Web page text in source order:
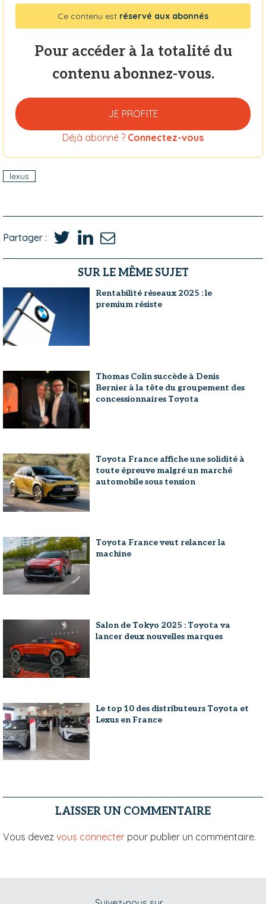
Ce contenu est réservé aux abonnés
Pour accéder à la totalité du
contenu abonnez-vous.
JE PROFITE
Déjà abonné ? Connectez-vous
lexus
Partager :
SUR LE MÊME SUJET
Rentabilité réseaux 2025 : le
premium résiste
Thomas Colin succède à Denis
Bernier à la tête du groupement des
concessionnaires Toyota
Toyota France affiche une solidité à
toute épreuve malgré un marché
automobile sous tension
Toyota France veut relancer la
machine
Salon de Tokyo 2025 : Toyota va
lancer deux nouvelles marques
Le top 10 des distributeurs Toyota et
Lexus en France
LAISSER UN COMMENTAIRE
Vous devez vous connecter pour publier un commentaire.